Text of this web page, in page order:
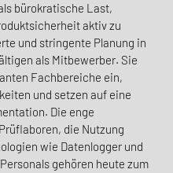
bürokratische Last,
aktiv zu
und stringente Planung in
als Mitbewerber. Sie
Fachbereiche ein,
und setzen auf eine
Die enge
die Nutzung
wie Datenlogger und
gehören heute zum